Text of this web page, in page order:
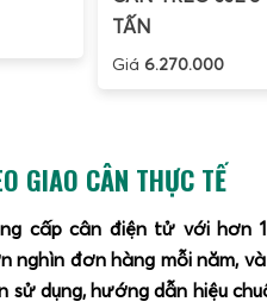
TẤN
Giá6.270.000
GIAO CÂN THỰC TẾ
cấp cân điện tử với hơn
nghìn đơn hàng mỗi năm,
sử dụng, hướng dẫn hiệu